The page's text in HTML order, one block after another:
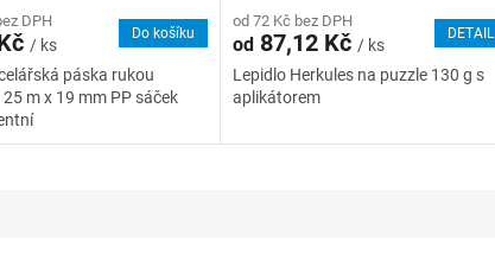
DPH
/ ks
Do košíku
páska rukou
m x 19 mm PP sáček
od 72 Kč bez DPH
od87,12 Kč / ks
DETAIL
Lepidlo Herkules na puzzle 130 g s
aplikátorem